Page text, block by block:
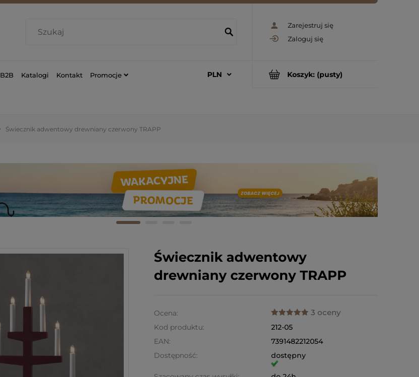
Zarejestruj się
Zaloguj się
Koszyk: (pusty)
B2B Katalogi Kontakt Promocje
Świecznik adwentowy drewniany czerwony TRAPP
Świecznik adwentowy
drewniany czerwony TRAPP
Ocena: 3 oceny
Kod produktu:
212-05
EAN:
7391482212054
Dostępność:
dostępny